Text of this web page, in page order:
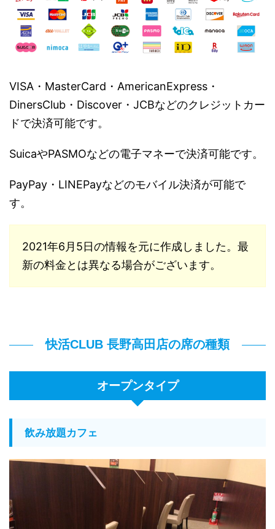
VISA・MasterCard・AmericanExpress・
DinersClub・Discover・JCBなどのクレジットカー
ドで決済可能です。
SuicaやPASMOなどの電子マネーで決済可能です。
PayPay・LINEPayなどのモバイル決済が可能で
す。
2021年6月5日の情報を元に作成しました。最
新の料金とは異なる場合がございます。
快活CLUB 長野高田店の席の種類
オープンタイプ
飲み放題カフェ